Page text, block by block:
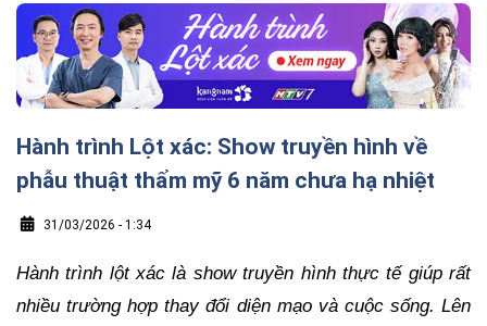
Hành trình Lột xác: Show truyền hình về
phẫu thuật thẩm mỹ 6 năm chưa hạ nhiệt
31/03/2026 - 1:34
Hành trình lột xác là show truyền hình thực tế giúp rất
nhiều trường hợp thay đổi diện mạo và cuộc sống. Lên